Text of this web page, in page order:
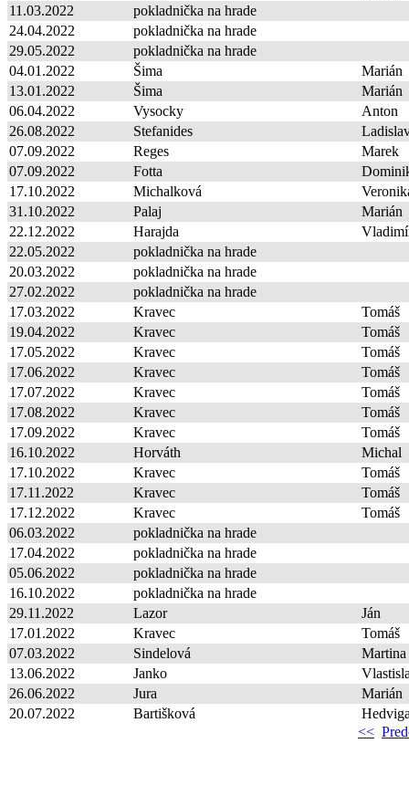
11.03.2022
pokladnička na hrade
24.04.2022
pokladnička na hrade
29.05.2022
pokladnička na hrade
04.01.2022
Šima
Marián
13.01.2022
Šima
Marián
06.04.2022
Vysocky
Anton
26.08.2022
Stefanides
07.09.2022
Reges
Marek
07.09.2022
Fotta
17.10.2022
Michalková
31.10.2022
Palaj
Marián
22.12.2022
Harajda
22.05.2022
pokladnička na hrade
20.03.2022
pokladnička na hrade
27.02.2022
pokladnička na hrade
17.03.2022
Kravec
Tomáš
19.04.2022
Kravec
Tomáš
17.05.2022
Kravec
Tomáš
17.06.2022
Kravec
Tomáš
17.07.2022
Kravec
Tomáš
17.08.2022
Kravec
Tomáš
17.09.2022
Kravec
Tomáš
16.10.2022
Horváth
Michal
17.10.2022
Kravec
Tomáš
17.11.2022
Kravec
Tomáš
17.12.2022
Kravec
Tomáš
06.03.2022
pokladnička na hrade
17.04.2022
pokladnička na hrade
05.06.2022
pokladnička na hrade
16.10.2022
pokladnička na hrade
29.11.2022
Lazor
Ján
17.01.2022
Kravec
Tomáš
07.03.2022
Sindelová
Martina
13.06.2022
Janko
26.06.2022
Jura
Marián
20.07.2022
Bartišková
<<